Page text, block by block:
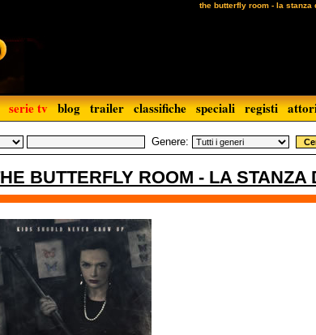
the butterfly room - la stanza
serie tv blog trailer classifiche speciali registi
Genere:
BUTTERFLY ROOM - LA STANZA